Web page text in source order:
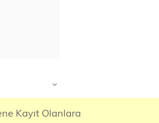
Kayıt Olanlara